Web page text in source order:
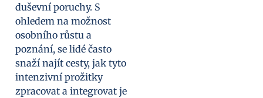
duševní poruchy. S
ohledem na možnost
osobního růstu a
poznání, se lidé často
snaží najít cesty, jak tyto
intenzivní prožitky
zpracovat a integrovat je